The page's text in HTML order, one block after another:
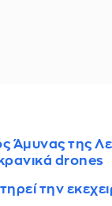
Άμυνας της
drones
την